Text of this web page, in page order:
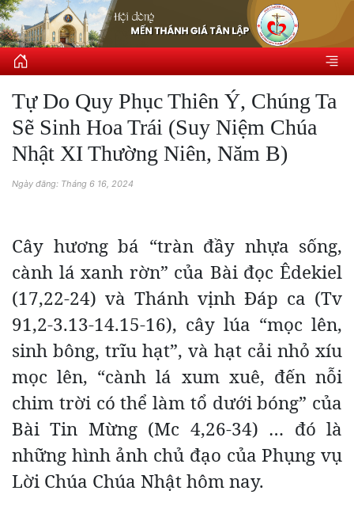
Tự Do Quy Phục Thiên Ý, Chúng Ta
Sẽ Sinh Hoa Trái (Suy Niệm Chúa
Nhật XI Thường Niên, Năm B)
Ngày đăng: Tháng 6 16, 2024
Cây hương bá “tràn đầy nhựa sống,
cành lá xanh rờn” của Bài đọc Êdekiel
(17,22-24) và Thánh vịnh Đáp ca (Tv
91,2-3.13-14.15-16), cây lúa “mọc lên,
sinh bông, trĩu hạt”, và hạt cải nhỏ xíu
mọc lên, “cành lá xum xuê, đến nỗi
chim trời có thể làm tổ dưới bóng” của
Bài Tin Mừng (Mc 4,26-34) … đó là
những hình ảnh chủ đạo của Phụng vụ
Lời Chúa Chúa Nhật hôm nay.